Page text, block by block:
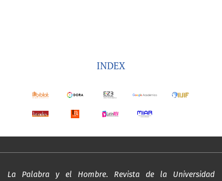
INDEX
La Palabra y el Hombre. Revista de la Universidad